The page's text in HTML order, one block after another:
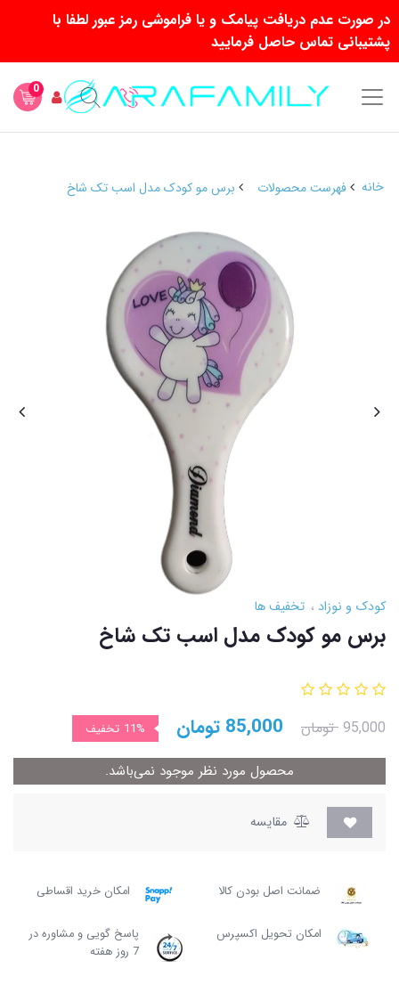
در صورت عدم دریافت پیامک و یا فراموشی رمز عبور لطفا با
پشتیبانی تماس حاصل فرمایید
0
خانه فهرست محصولات برس مو کودک مدل اسب تک شاخ
کودک و نوزاد تخفیف ها
برس مو کودک مدل اسب تک شاخ
95,000 تومان 85,000 تومان 11% تخفیف
محصول مورد نظر موجود نمی‌باشد.
مقایسه
ضمانت اصل بودن کالا امکان خرید اقساطی
امکان تحویل اکسپرس
پاسخ گویی و مشاوره در
7 روز هفته